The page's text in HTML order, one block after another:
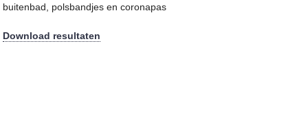
buitenbad, polsbandjes en coronapas
Download resultaten